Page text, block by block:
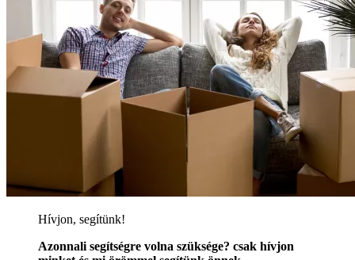
Hívjon, segítünk!
Azonnali segítségre volna szüksége? csak hívjon